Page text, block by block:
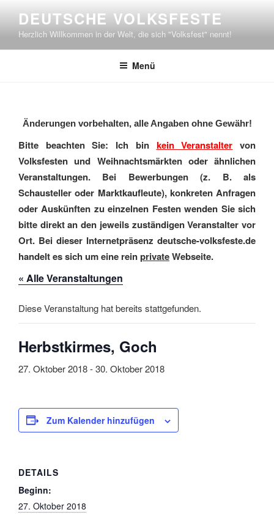
springen
DEUTSCHE VOLKSFESTE
Herzlich Willkommen in der Welt, die sich "Volksfest" nennt!
Menü
Änderungen vorbehalten, alle Angaben ohne Gewähr!
Bitte beachten Sie: Ich bin kein Veranstalter von
Volksfesten und Weihnachtsmärkten oder ähnlichen
Veranstaltungen. Bei Bewerbungen (z. B. als
Schausteller oder Marktkaufleute), konkreten Anfragen
oder Auskünften zu einzelnen Festen wenden Sie sich
bitte direkt an den jeweils zuständigen Veranstalter vor
Ort. Bei dieser Internetpräsenz deutsche-volksfeste.de
handelt es sich um eine reinprivateWebseite.
« Alle Veranstaltungen
Diese Veranstaltung hat bereits stattgefunden.
Herbstkirmes, Goch
27. Oktober 2018-30. Oktober 2018
Zum Kalender hinzufügen
DETAILS
Beginn:
27. Oktober 2018